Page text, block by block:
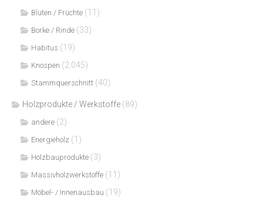
Blüten / Früchte (11)
Borke / Rinde (33)
Habitus (19)
Knospen (2.045)
Stammquerschnitt (40)
Holzprodukte / Werkstoffe (89)
andere (2)
Energieholz (1)
Holzbauprodukte (3)
Massivholzwerkstoffe (11)
Möbel- / Innenausbau (19)